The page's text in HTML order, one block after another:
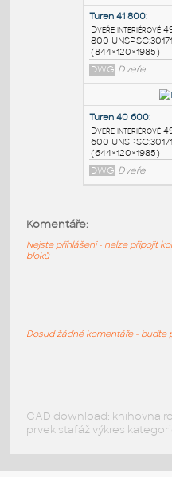
Turen 40 800
Dveře
800
DWG Dveře
Turen 41 800
Dveře
800
Turen 41 800:
Dveře
DWG Dveře
Komentáře:
Nejste přihlášeni - nelze připojit
bloků
Dosud žádné komentáře - buďte
CAD download: knihovna
prvek stafáž výkres